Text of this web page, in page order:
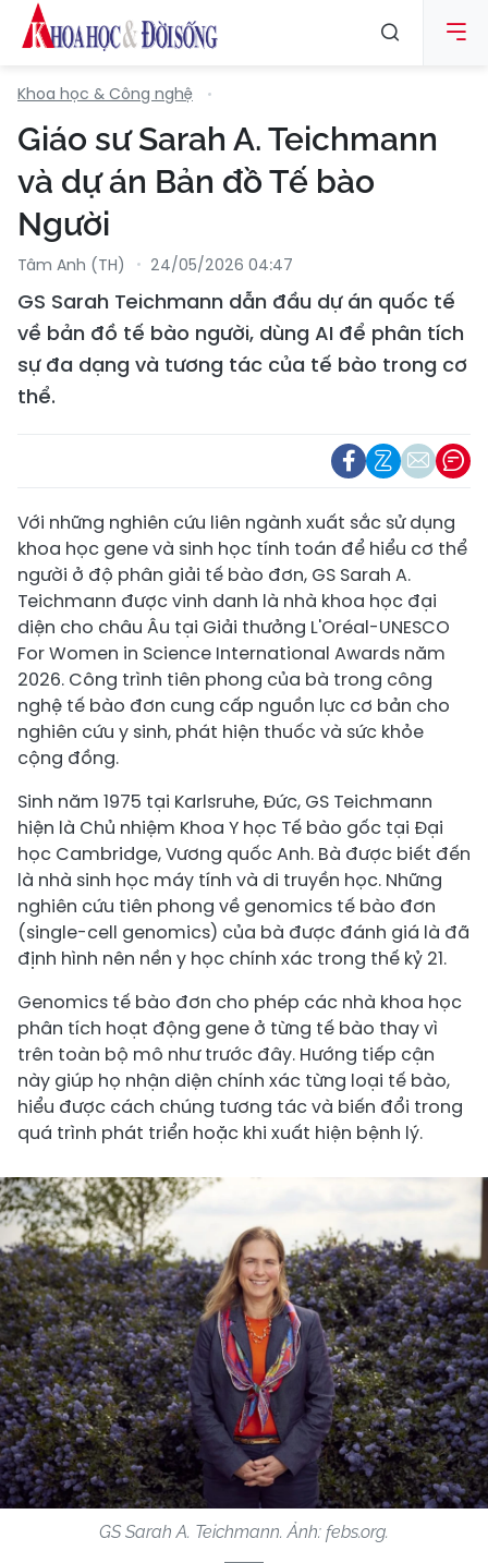
Khoa học & Công nghệ
Giáo sư Sarah A. Teichmann
và dự án Bản đồ Tế bào
Người
Tâm Anh (TH) 24/05/2026 04:47
GS Sarah Teichmann dẫn đầu dự án quốc tế
về bản đồ tế bào người, dùng AI để phân tích
sự đa dạng và tương tác của tế bào trong cơ
thể.
Với những nghiên cứu liên ngành xuất sắc sử dụng
khoa học gene và sinh học tính toán để hiểu cơ thể
người ở độ phân giải tế bào đơn, GS Sarah A.
Teichmann được vinh danh là nhà khoa học đại
diện cho châu Âu tại Giải thưởng L'Oréal-UNESCO
For Women in Science International Awards năm
2026. Công trình tiên phong của bà trong công
nghệ tế bào đơn cung cấp nguồn lực cơ bản cho
nghiên cứu y sinh, phát hiện thuốc và sức khỏe
cộng đồng.
Sinh năm 1975 tại Karlsruhe, Đức, GS Teichmann
hiện là Chủ nhiệm Khoa Y học Tế bào gốc tại Đại
học Cambridge, Vương quốc Anh. Bà được biết đến
là nhà sinh học máy tính và di truyền học. Những
nghiên cứu tiên phong về genomics tế bào đơn
(single-cell genomics) của bà được đánh giá là đã
định hình nên nền y học chính xác trong thế kỷ 21.
Genomics tế bào đơn cho phép các nhà khoa học
phân tích hoạt động gene ở từng tế bào thay vì
trên toàn bộ mô như trước đây. Hướng tiếp cận
này giúp họ nhận diện chính xác từng loại tế bào,
hiểu được cách chúng tương tác và biến đổi trong
quá trình phát triển hoặc khi xuất hiện bệnh lý.
GS Sarah A. Teichmann. Ảnh: febs.org.